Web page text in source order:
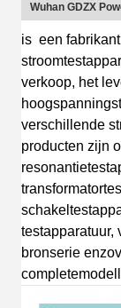
Wuhan GDZX
is een
verkoop, het
verschillende
producten zijn
testapparatuur,
bronserie
complete